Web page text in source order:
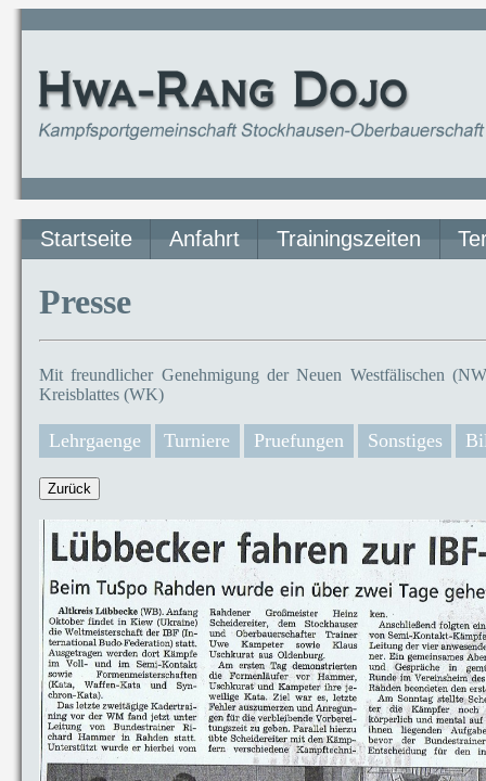
Startseite Anfahrt Trainingszeiten
Presse
Mit freundlicher Genehmigung der Neuen Westfälischen
Kreisblattes (WK)
Lehrgaenge Turniere Pruefungen Sonstiges